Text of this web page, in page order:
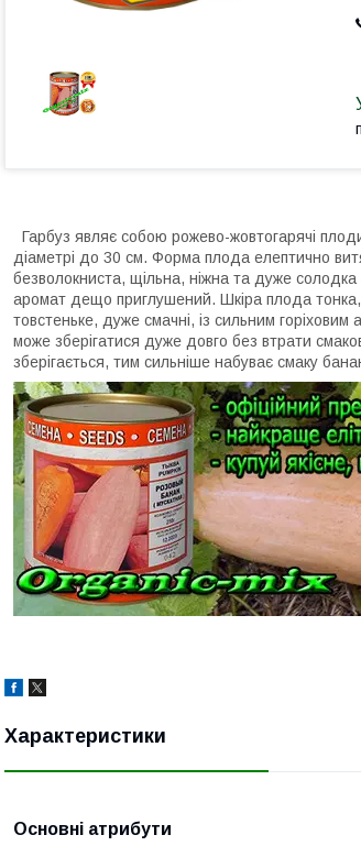
Гарбуз являє собою рожево-жовтогарячі
діаметрі до 30 см. Форма плода елептично
безволокниста, щільна, ніжна та дуже
аромат дещо приглушений. Шкіра плода тонка,
товстеньке, дуже смачні, із сильним
може зберігатися дуже довго без втрати
зберігається, тим сильніше набуває смаку
Характеристики
Основні атрибути